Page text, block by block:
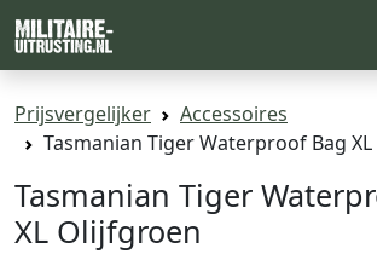
Prijsvergelijker
Accessoires
Tasmanian Tiger Waterproof Bag XL
Tasmanian Tiger
XL Olijfgroen